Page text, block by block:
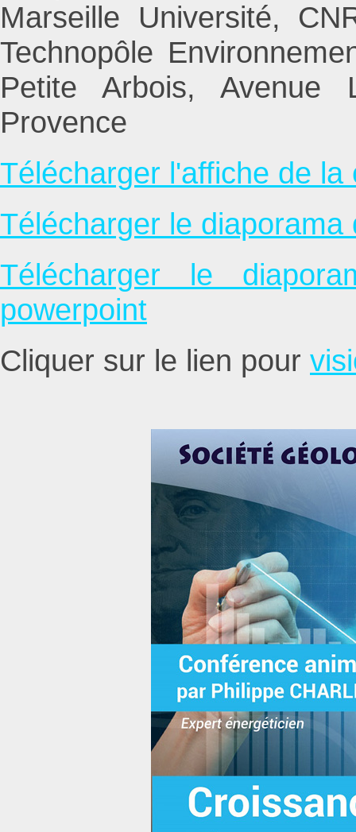
Marseille Université,
Technopôle
Petite Arbois, Avenue
Provence
Télécharger l'affiche de la
Télécharger le
Télécharger le
powerpoint
Cliquer sur le lien pour